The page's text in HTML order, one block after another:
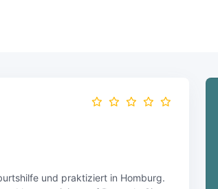
und praktiziert in Homburg.